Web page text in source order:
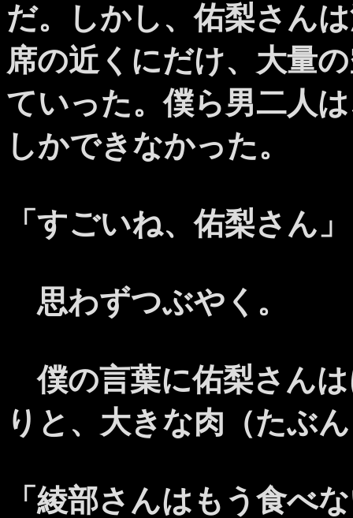
だ。しかし、佑梨さん
席の近くにだけ、大量
ていった。僕ら男二人
しかできなかった。
「すごいね、佑梨さん」
思わずつぶやく。
僕の言葉に佑梨さん
りと、大きな肉（たぶ
「綾部さんはもう食べ